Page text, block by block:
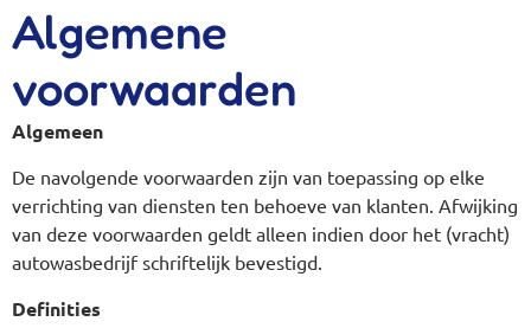
Algemene
voorwaarden
Algemeen
De navolgende voorwaarden zijn van toepassing op elke
verrichting van diensten ten behoeve van klanten. Afwijking
van deze voorwaarden geldt alleen indien door het (vracht)
autowasbedrijf schriftelijk bevestigd.
Definities